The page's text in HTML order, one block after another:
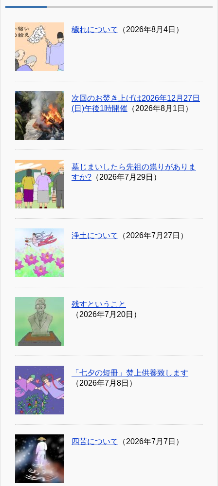
穢れについて （2026年8月4日）
次回のお焚き上げは2026年12月27日
(日)午後1時開催 （2026年8月1日）
墓じまいしたら先祖の祟りがありま
すか? （2026年7月29日）
浄土について （2026年7月27日）
残すということ
（2026年7月20日）
「七夕の短冊」焚上供養致します
（2026年7月8日）
四苦について （2026年7月7日）